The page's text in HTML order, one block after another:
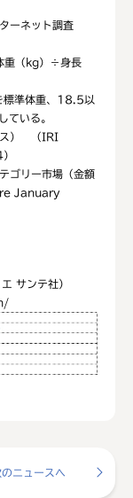
ーネット調査
（kg）÷身長
標準体重、18.5以
ている。
ス） （IRI
ゴリー市場（金額
January
サンテ社）
のニュースへ